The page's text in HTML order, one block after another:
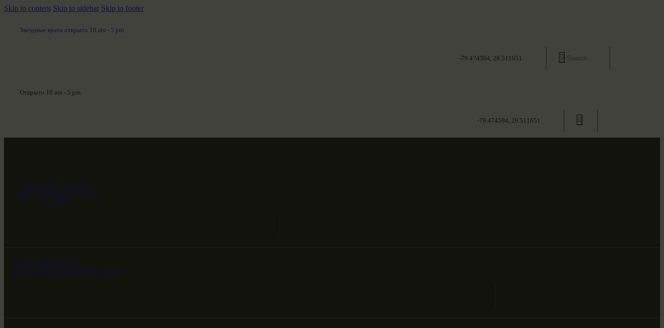
Skip to content Skip to sidebar Skip to footer
Звездные врата открыто 10 am - 5 pm
-79.474594, 29.511651
Открыто 10 am - 5 pm
-79.474594, 29.511651
ЗВЕЗДНЫЕ ВРАТА
НАШ МИР ВЧЕРА СЕГОДНЯ И
ЗАВТРА
ЗВЕЗДНЫЕ ВРАТА
НАШ МИР ВЧЕРА СЕГОДНЯ И ЗАВТРА